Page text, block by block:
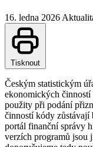
16. ledna 2026
Tisknout
Českým statistickým
ekonomických
použity při podání
činností kódy zůstávají
portál finanční správy
verzích programů jsou